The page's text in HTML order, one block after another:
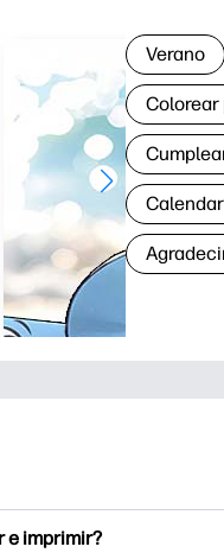
Verano
Colorear
e imprimir?